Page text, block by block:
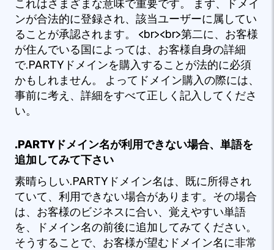
これはさまざまな意味で重要です。 まず、ドメイ
ンが合法的に登録され、該当ユーザーに属してい
ることが承認されます。 <br><br>第二に、お客様
が住んでいる国によっては、お客様自身の詳細
で.PARTYドメインを購入することが法的に必須
かもしれません。 よってドメイン購入の際には、
事前に考え、詳細をすべて正しく記入してくださ
い。
.PARTYドメイン名が利用できない場合、単語を
追加してみて下さい
素晴らしい.PARTYドメイン名は、既に所得され
ていて、利用できない場合があります。その場合
は、お客様のビジネスに合い、覚えやすい単語
を、ドメイン名の前後に追加してみてください。
そうすることで、お客様が望むドメイン名に非常